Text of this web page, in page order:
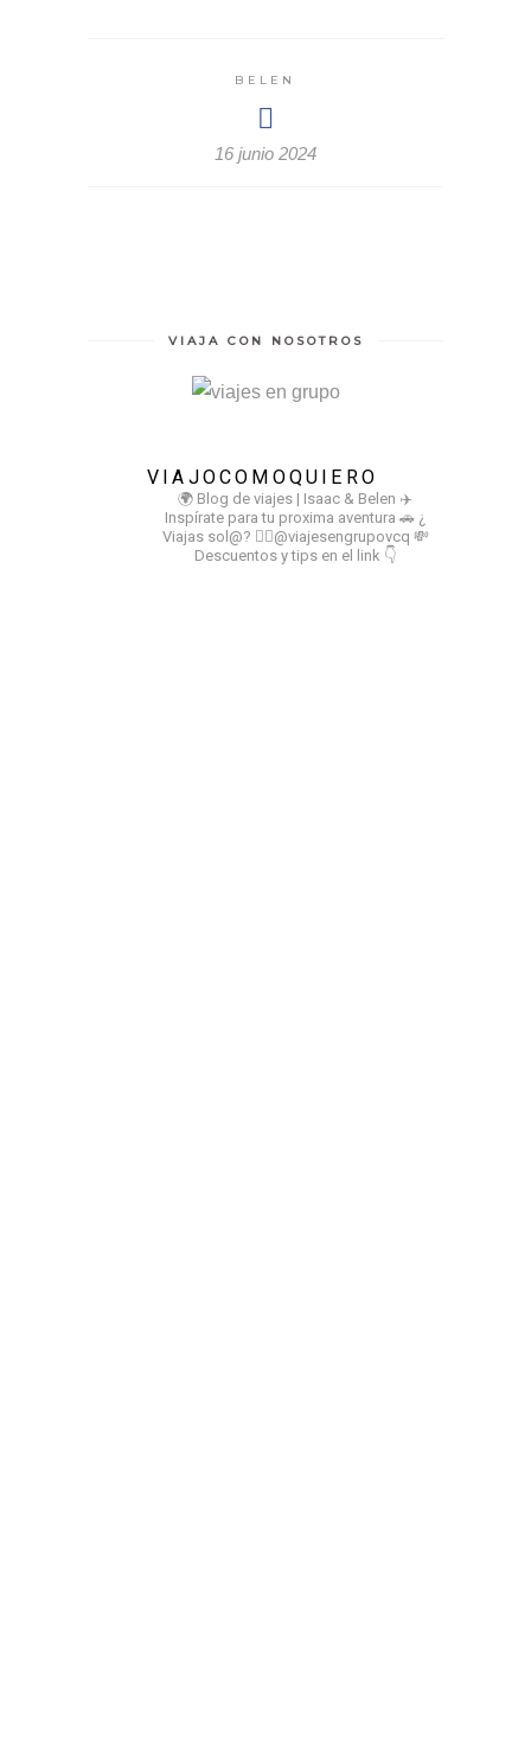
BELEN
16 junio 2024
VIAJA CON NOSOTROS
VIAJOCOMOQUIERO
🌍 Blog de viajes | Isaac & Belen ✈️
Inspírate para tu proxima aventura 🚗 ¿
Viajas sol@? 👉🏻@viajesengrupovcq 💸
Descuentos y tips en el link 👇